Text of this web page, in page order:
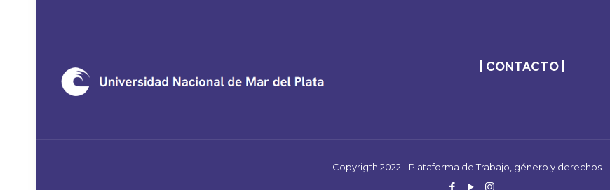
| CONTACTO |
Copyrigth 2022 - Plataforma de Trabajo, género y derechos. -